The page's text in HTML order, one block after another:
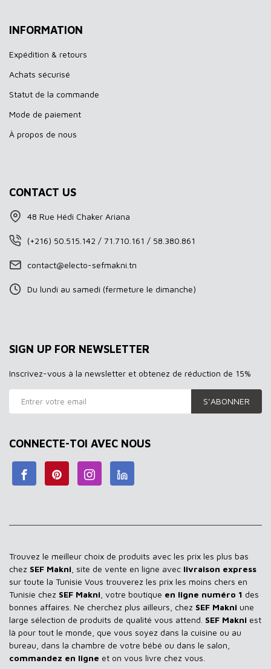
INFORMATION
Expédition & retours
Achats sécurisé
Statut de la commande
Mode de paiement
À propos de nous
CONTACT US
48 Rue Hédi Chaker Ariana
(+216) 50.515.142 / 71.710.161 / 58.380.861
contact@electo-sefmakni.tn
Du lundi au samedi (fermeture le dimanche)
SIGN UP FOR NEWSLETTER
Inscrivez-vous à la newsletter et obtenez de réduction de 15%
S’ABONNER
CONNECTE-TOI AVEC NOUS
Trouvez le meilleur choix de produits avec les prix les plus bas
chez SEF Makni , site de vente en ligne avec livraison express
sur toute la Tunisie Vous trouverez les prix les moins chers en
Tunisie chez SEF Makni , votre boutique en ligne numéro 1 des
bonnes affaires. Ne cherchez plus ailleurs, chez SEF Makni une
large sélection de produits de qualité vous attend. SEF Makni est
là pour tout le monde, que vous soyez dans la cuisine ou au
bureau, dans la chambre de votre bébé ou dans le salon,
commandez en ligne et on vous livre chez vous.